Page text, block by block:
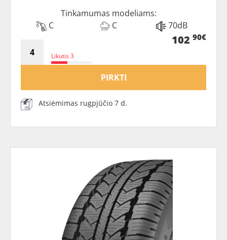
Tinkamumas modeliams:
C
C 70dB
Likutis 3
102 90€
PIRKTI
Atsiėmimas rugpjūčio 7 d.